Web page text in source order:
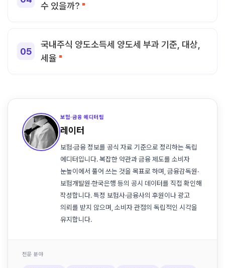
수 있을까?
국내주식 양도소득세 양도세 부과 기준, 대상,
세율
보험·금융 에디터팀
레이터
보험·금융 정보를 공식 자료 기준으로 정리하는 독립
에디터입니다. 복잡한 약관과 금융 제도를 소비자
눈높이에서 풀어 쓰는 것을 목표로 하며, 금융감독원·
보험개발원·한국은행 등의 공시 데이터를 직접 확인해
작성합니다. 특정 보험사·금융사의 후원이나 광고
의뢰를 받지 않으며, 소비자 관점의 독립적인 시각을
유지합니다.
전문 분야